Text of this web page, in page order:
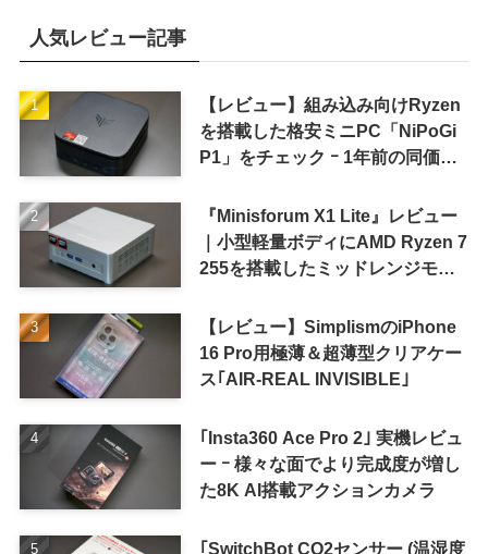
人気レビュー記事
【レビュー】組み込み向けRyzen
を搭載した格安ミニPC「NiPoGi
P1」をチェック ｰ 1年前の同価格
『Minisforum X1 Lite』レビュー
｜小型軽量ボディにAMD Ryzen 7
255を搭載したミッドレンジモデ
【レビュー】SimplismのiPhone
16 Pro用極薄＆超薄型クリアケー
ス｢AIR-REAL INVISIBLE｣
｢Insta360 Ace Pro 2｣ 実機レビュ
ー ｰ 様々な面でより完成度が増し
た8K AI搭載アクションカメラ
｢SwitchBot CO2センサー (温湿度